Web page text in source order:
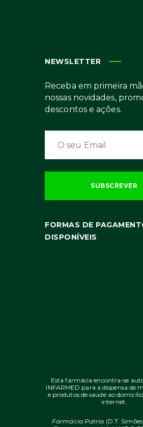
NEWSLETTER
Receba em primeira
nossas novidades,
descontos e ações.
FORMAS DE
DISPONÍVEIS
Esta farmácia encontra-se
INFARMED para a dispensa de
e produtos de saúde ao
internet.
Farmácia Patria (D.T.